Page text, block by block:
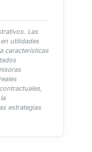
Las
utilidades
características
estrategias